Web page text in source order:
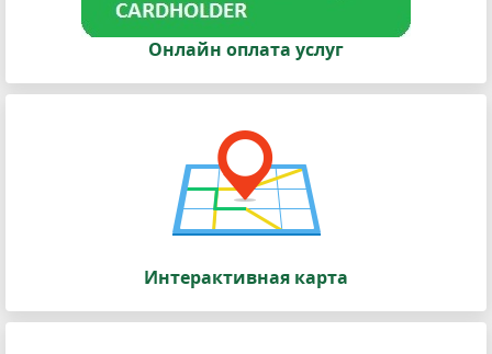
Онлайн оплата услуг
Интерактивная карта